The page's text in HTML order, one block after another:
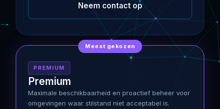
Neem contact op
Meest gekozen
PREMIUM
Premium
Maximale beschikbaarheid en proactief beheer voor
omgevingen waar stilstand niet acceptabel is.